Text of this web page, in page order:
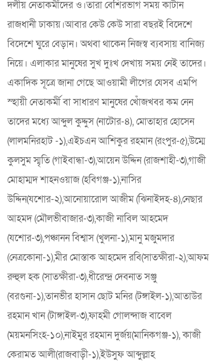
দলীয় নেতাকর্মীদের ও।তারা বেশিরভাগ সময় কাটান
রাজধানী ঢাকায়।আবার কেউ কেউ সারা বছরই বিদেশে
বিদেশে ঘুরে বেড়ান। অথবা থাকেন নিজস্ব ব্যবসায় বানিজ্য
নিয়ে। এলাকার মানুষের সুখ দুঃখ দেখায় সময় নেই তাদের।
একাদিক সূত্রে জানা গেছে আওয়ামী লীগের যেসব এমপি
স্হায়ী নেতাকর্মী বা সাধারণ মানুষের খোঁজখবর কম নেন
তাদের মধ্যে আব্দুল কুদ্দুস (নাটোর-৪), মোতাহার হোসেন
(লালমনিরহাট -১),এইচএন আশিকুর রহমান (রংপুর-৫),উম্মে
কুলসুম স্মৃতি (গাইবান্ধা-৩),আয়েন উদ্দিন (রাজশাহী-৩),গাজী
মোহাম্মদ শাহনওয়াজ (হবিগঞ্জ-১),নাসির
উদ্দিন(যশোর-২),আনোয়ারোল আজীম (ঝিনাইদহ-৪),নেছার
আহমদ (মৌলভীবাজার-৩),কাজী নাবিল আহমেদ
(যশোর-৩),পঞ্চানন বিশ্বাস (খুলনা-১),মানু মজুমদার
(নেত্রকোনা-১),মীর মোস্তাক আহমেদ রবি(সাতক্ষীরা-২),আফম
রুহুল হক (সাতক্ষীরা-৩),ধীরেন্দ্র দেবনাত সঞ্জু
(বরগুনা-১),তানভীর হাসান ছোট মনির (টঙ্গাইল-১),আতাউর
রহমান খান (টাঙ্গাইল-৩),ফাহমী গোলন্দাজ বাবেল
(ময়মনসিংহ-১০),নাইমুর রহমান দুর্জয়(মানিকগঞ্জ-১), কাজী
কেরামত আলী(রাজবাড়ী-১),ইউসুফ আব্দুল্লাহ